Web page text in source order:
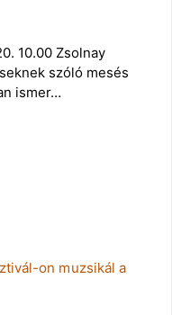
10.00 Zsolnay
szóló mesés
ismer…